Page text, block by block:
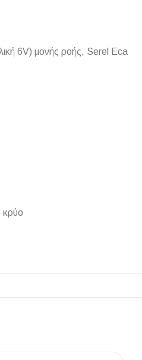
6V) μονής ροής, Serel Eca
κρύο